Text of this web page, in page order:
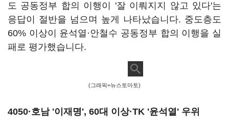
도 공동정부 합의 이행이 '잘 이뤄지지 않고 있다'는
응답이 절반을 넘으며 높게 나타났습니다. 중도층도
60% 이상이 윤석열·안철수 공동정부 합의 이행을 실
패로 평가했습니다.
(그래픽=뉴스토마토)
4050·호남 '이재명', 60대 이상·TK '윤석열' 우위